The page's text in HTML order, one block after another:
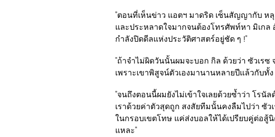
"ตอนที่เห็นข่าว แอตฯ มาดริด เซ็นสัญญากับ ห
และประหลาดใจมากจนต้องโทรศัพท์หา มิเกล
กำลังปิดดีลแห่งประวัติศาสตร์อยู่ชัด ๆ !"
"ถ้าจำไม่ผิดวันนั้นผมจะบอก กิล ด้วยว่า ซัวเรซ
เพราะเขาพิสูจน์ตัวเองมานานหลายปีแล้วกับทั้
"จนถึงตอนนี้ผมยังไม่เข้าใจเลยด้วยซ้ำว่า โร
เราด้วยค่าตัวสุดถูก สงสัยทีมนั้นคงลืมไปว่า
ในกรอบเขตโทษ แค่ส่งบอลให้ได้เปรียบคู่ต่อสู้
แหละ"